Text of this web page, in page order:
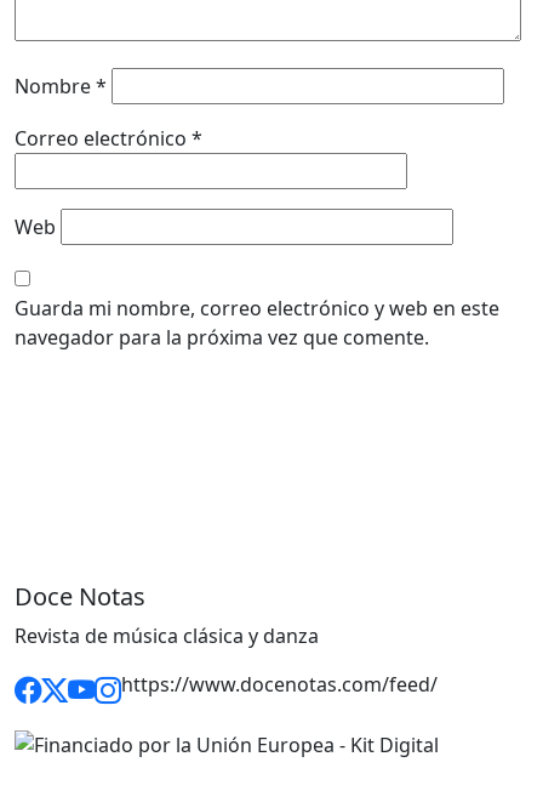
Nombre*
Correo electrónico *
Web
Guarda mi nombre, correo electrónico y web en este
navegador para la próxima vez que comente.
Doce Notas
Revista de música clásica y danza
https://www.docenotas.com/feed/